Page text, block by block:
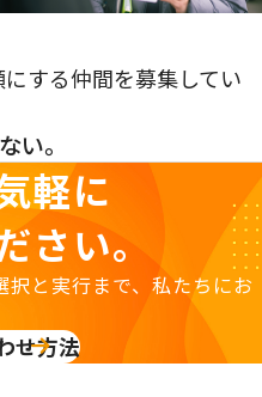
する仲間を募集してい
い。
軽に
さい。
と実行まで、私たちにお
せ方法